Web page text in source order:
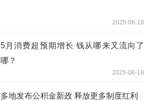
2025-06-18
5月消费超预期增长 钱从哪来又流向了
哪？
2025-06-18
多地发布公积金新政 释放更多制度红利